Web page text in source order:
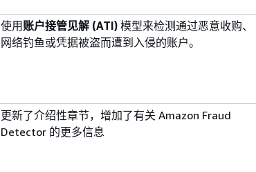
使用 账户接管见解 (ATI) 模型来检测通过恶意收购、
网络钓鱼或凭据被盗而遭到入侵的账户。
更新了介绍性章节，增加了有关 Amazon Fraud
Detector 的更多信息